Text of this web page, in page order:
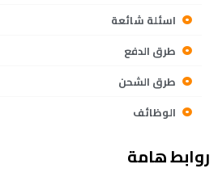
اسئلة شائعة
طرق الدفع
طرق الشحن
الوظائف
روابط هامة